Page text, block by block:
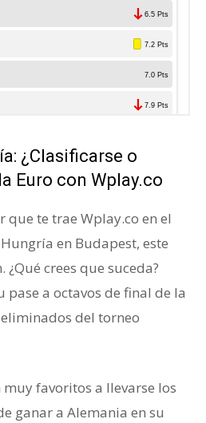
¿Clasificarse o
Euro con Wplay.co
que te trae Wplay.co en el
en Budapest, este
crees que suceda?
pase a octavos de final de la
del torneo
muy favoritos a llevarse los
ganar a Alemania en su